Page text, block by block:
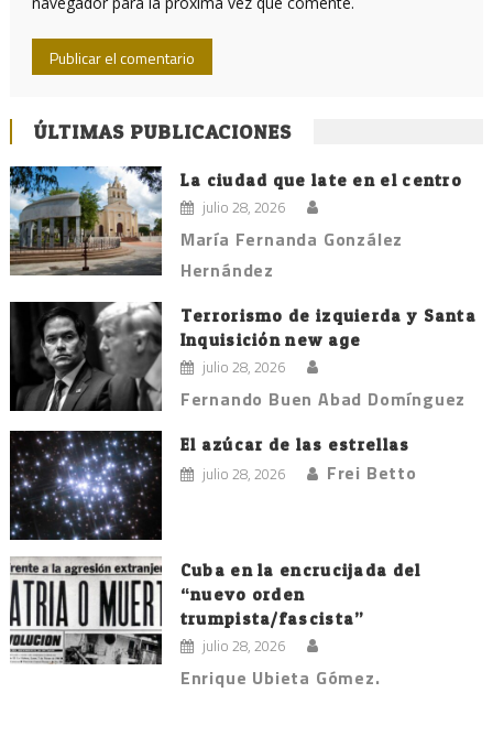
ÚLTIMAS PUBLICACIONES
La ciudad que late en el centro
julio 28, 2026
María Fernanda González
Hernández
Terrorismo de izquierda y Santa
Inquisición new age
julio 28, 2026
Fernando Buen Abad Domínguez
El azúcar de las estrellas
julio 28, 2026 Frei Betto
Cuba en la encrucijada del
“nuevo orden
trumpista/fascista”
julio 28, 2026
Enrique Ubieta Gómez.